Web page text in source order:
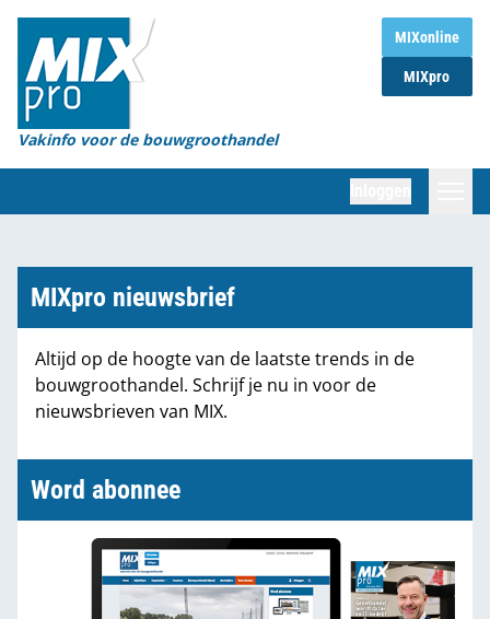
MIXonline
MIXpro
Vakinfo voor de bouwgroothandel
Home
Magazines
Organisaties
Marktcijfers
Partners
MIXpro nieuwsbrief
Altijd op de hoogte van de laatste trends in de
bouwgroothandel. Schrijf je nu in voor de
nieuwsbrieven van MIX.
Word abonnee